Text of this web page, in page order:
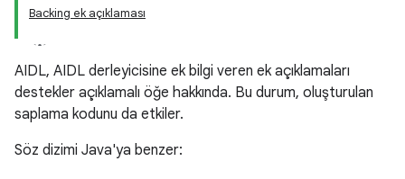
Backing ek açıklaması
AIDL, AIDL derleyicisine ek bilgi veren ek açıklamaları
destekler açıklamalı öğe hakkında. Bu durum, oluşturulan
saplama kodunu da etkiler.
Söz dizimi Java'ya benzer: